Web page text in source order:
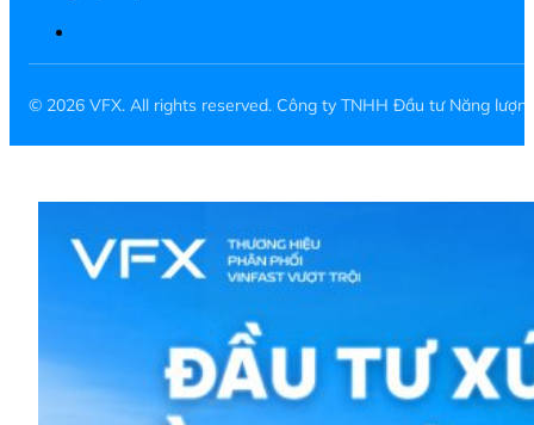
© 2026 VFX. All rights reserved. Công ty TNHH Đầu tư Năng